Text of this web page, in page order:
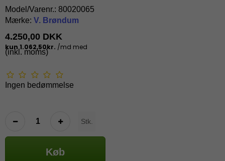
Model/Varenr.: 80020065
Mærke: V. Brøndum
4.250,00 DKK
(inkl. moms)
Ingen bedømmelse
Stk.
Køb